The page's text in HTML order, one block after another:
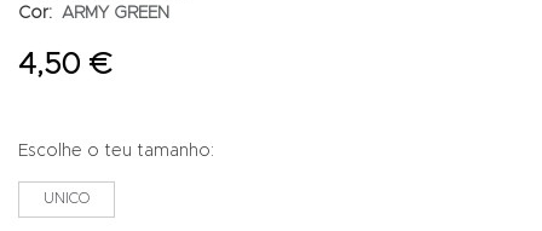
Cor:
ARMY GREEN
4,50 €
Escolhe o teu tamanho:
UNICO